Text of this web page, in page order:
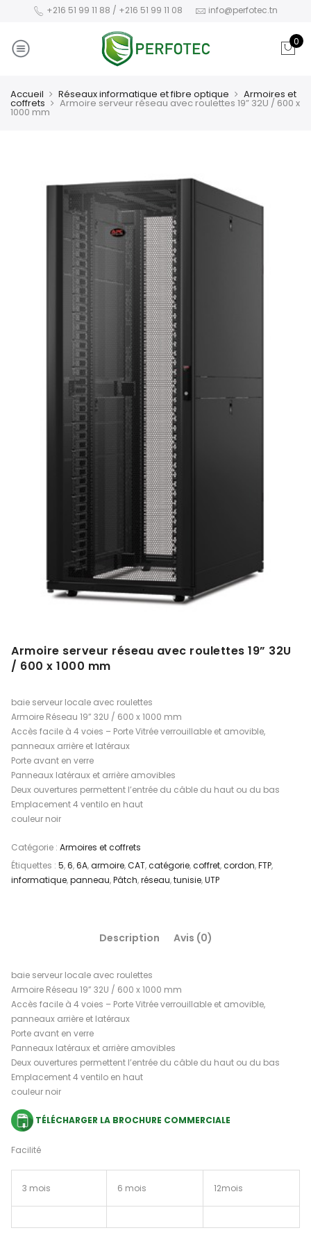
+216 51 99 11 88 / +216 51 99 11 08 info@perfotec.tn
0
Accueil Réseaux informatique et fibre optique Armoires et
coffrets Armoire serveur réseau avec roulettes 19” 32U / 600 x
1000 mm
Armoire serveur réseau avec roulettes 19” 32U
/ 600 x 1000 mm
baie serveur locale avec roulettes
Armoire Réseau 19” 32U / 600 x 1000 mm
Accès facile à 4 voies – Porte Vitrée verrouillable et amovible,
panneaux arrière et latéraux
Porte avant en verre
Panneaux latéraux et arrière amovibles
Deux ouvertures permettent l’entrée du câble du haut ou du bas
Emplacement 4 ventilo en haut
couleur noir
Catégorie : Armoires et coffrets
Étiquettes : 5,6,6A,armoire,CAT,catégorie,coffret,cordon,FTP,
informatique,panneau,Pâtch,réseau,tunisie,UTP
Description Avis (0)
baie serveur locale avec roulettes
Armoire Réseau 19” 32U / 600 x 1000 mm
Accès facile à 4 voies – Porte Vitrée verrouillable et amovible,
panneaux arrière et latéraux
Porte avant en verre
Panneaux latéraux et arrière amovibles
Deux ouvertures permettent l’entrée du câble du haut ou du bas
Emplacement 4 ventilo en haut
couleur noir
TÉLÉCHARGER LA BROCHURE COMMERCIALE
Facilité
3 mois 6 mois 12mois